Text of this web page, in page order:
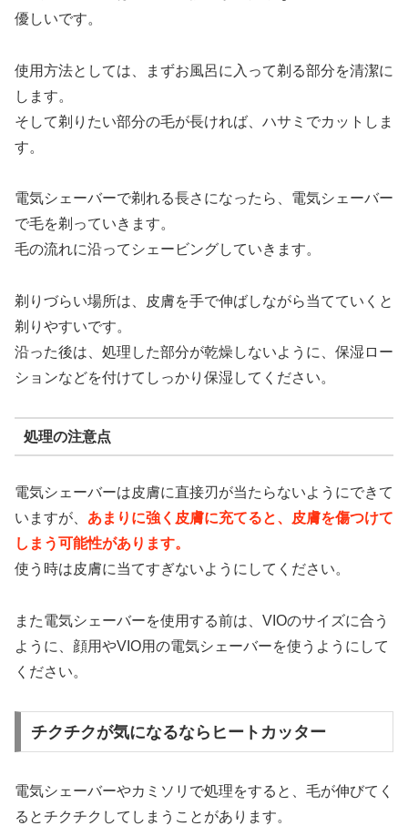
優しいです。
使用方法としては、まずお風呂に入って剃る部分を清潔に
します。
そして剃りたい部分の毛が長ければ、ハサミでカットしま
す。
電気シェーバーで剃れる長さになったら、電気シェーバー
で毛を剃っていきます。
毛の流れに沿ってシェービングしていきます。
剃りづらい場所は、皮膚を手で伸ばしながら当てていくと
剃りやすいです。
沿った後は、処理した部分が乾燥しないように、保湿ロー
ションなどを付けてしっかり保湿してください。
処理の注意点
電気シェーバーは皮膚に直接刃が当たらないようにできて
いますが、 あまりに強く皮膚に充てると、皮膚を傷つけて
しまう可能性があります。
使う時は皮膚に当てすぎないようにしてください。
また電気シェーバーを使用する前は、VIOのサイズに合う
ように、顔用やVIO用の電気シェーバーを使うようにして
ください。
チクチクが気になるならヒートカッター
電気シェーバーやカミソリで処理をすると、毛が伸びてく
るとチクチクしてしまうことがあります。